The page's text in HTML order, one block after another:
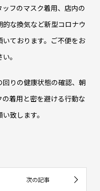
フのマスク着用、店内の
な換気など新型コロナウ
ております。ご不便をお
。
りの健康状態の確認、朝
着用と密を避ける行動な
致します。